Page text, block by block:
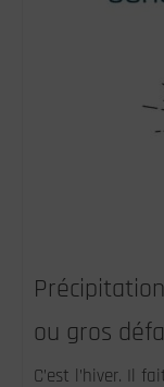
ou gros
C’est l’hiver. Il